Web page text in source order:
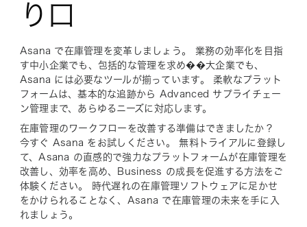
り口
Asana で在庫管理を変革しましょう。 業務の効率化を目指
す中小企業でも、包括的な管理を求め��大企業でも、
Asana には必要なツールが揃っています。 柔軟なプラット
フォームは、基本的な追跡から Advanced サプライチェー
ン管理まで、あらゆるニーズに対応します。
在庫管理のワークフローを改善する準備はできましたか？
今すぐ Asana をお試しください。 無料トライアルに登録し
て、Asana の直感的で強力なプラットフォームが在庫管理を
改善し、効率を高め、Business の成長を促進する方法をご
体験ください。 時代遅れの在庫管理ソフトウェアに足かせ
をかけられることなく、Asana で在庫管理の未来を手に入
れましょう。